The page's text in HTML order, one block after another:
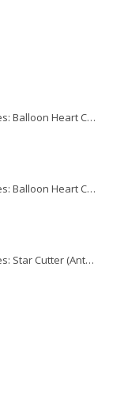
SD Select Entremet Cake Series: Balloon Heart Cutter Small Cutter (Antreme Pasta Serisi: Balon Kalp Kesici)
SD Select Entremet Cake Series: Balloon Heart Cutter Cutter (Antreme Pasta Serisi: Balon Kalp Kesici)
SD Select Entremet Cake Series: Star Cutter (Antreme Pasta Serisi: Yıldız Kesici)